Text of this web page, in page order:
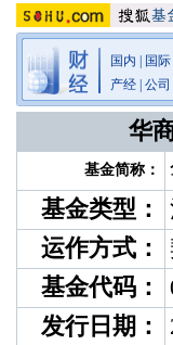
国内
国际
产经 公司
华
基金简称：
基金类型：
运作方式：
基金代码：
发行日期：